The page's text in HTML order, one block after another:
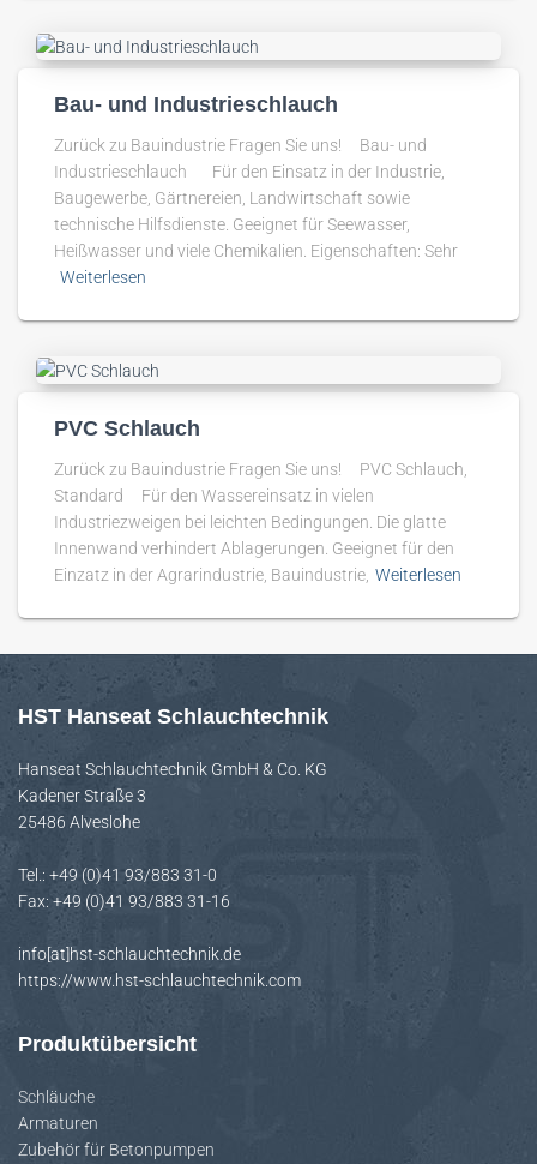
Bau- und Industrieschlauch
Zurück zu Bauindustrie Fragen Sie uns! Bau- und
Industrieschlauch Für den Einsatz in der Industrie,
Baugewerbe, Gärtnereien, Landwirtschaft sowie
technische Hilfsdienste. Geeignet für Seewasser,
Heißwasser und viele Chemikalien. Eigenschaften: Sehr
Weiterlesen
PVC Schlauch
Zurück zu Bauindustrie Fragen Sie uns! PVC Schlauch,
Standard Für den Wassereinsatz in vielen
Industriezweigen bei leichten Bedingungen. Die glatte
Innenwand verhindert Ablagerungen. Geeignet für den
Einzatz in der Agrarindustrie, Bauindustrie, Weiterlesen
HST Hanseat Schlauchtechnik
Hanseat Schlauchtechnik GmbH & Co. KG
Kadener Straße 3
25486 Alveslohe
Tel.: +49 (0)41 93/883 31-0
Fax: +49 (0)41 93/883 31-16
info[at]hst-schlauchtechnik.de
https://www.hst-schlauchtechnik.com
Produktübersicht
Schläuche
Armaturen
Zubehör für Betonpumpen